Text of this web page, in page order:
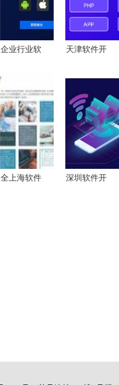
企业行业软
合理评估与
选择？
天津软件开
抓紧咨询吧
华阳科技
全上海软件
深圳软件开